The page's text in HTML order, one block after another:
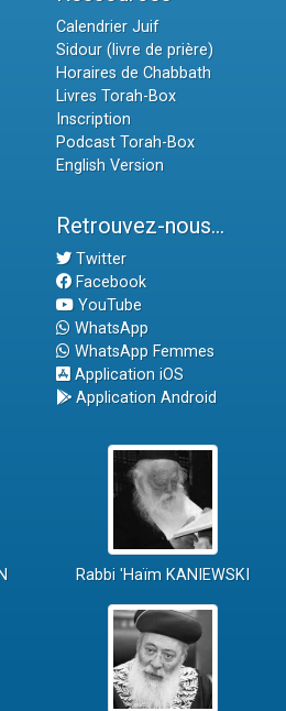
Calendrier Juif
Sidour (livre de prière)
Horaires de Chabbath
Livres Torah-Box
Inscription
Podcast Torah-Box
English Version
Retrouvez-nous...
Twitter
Facebook
YouTube
WhatsApp
WhatsApp Femmes
Application iOS
Application Android
Rabbi 'Haïm KANIEWSKI